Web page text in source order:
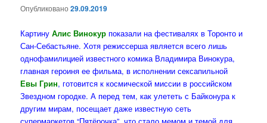
Опубликовано29.09.2019
КартинуАлис Винокур показали на фестивалях в Торонто и
Сан-Себастьяне. Хотя режиссерша является всего лишь
однофамилицией известного комика Владимира Винокура,
главная героиня ее фильма, в исполнении сексапильной
Евы Грин, готовится к космической миссии в российском
Звездном городке. А перед тем, как улететь с Байконура к
другим мирам, посещает даже известную сеть
супермаркетов “Пятёрочка”, что стало мемом и темой для